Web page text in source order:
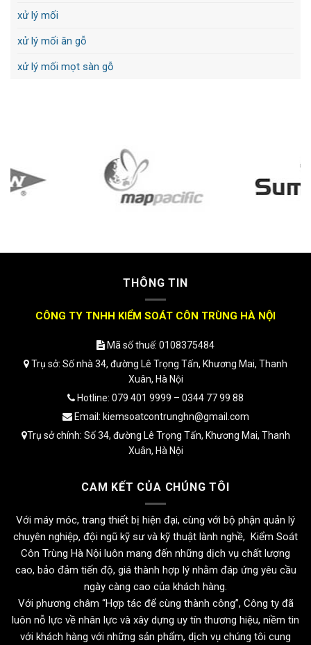
xử lý mối
xử lý mối ăn gỗ
xử lý mối mọt sàn gỗ
THÔNG TIN
CÔNG TY TNHH KIỂM SOÁT CÔN TRÙNG HÀ NỘI
Mã số thuế: 0108375484
Trụ sở: Số nhà 34, đường Lê Trọng Tấn, Khương Mai, Thanh
Xuân, Hà Nội
Hotline: 079 401 9999 – 0344 77 99 88
Email: kiemsoatcontrunghn@gmail.com
Trụ sở chính: Số 34, đường Lê Trọng Tấn, Khương Mai, Thanh
Xuân, Hà Nội
CAM KẾT CỦA CHÚNG TÔI
Với máy móc, trang thiết bị hiện đại, cùng với bộ phận quản lý
chuyên nghiệp, đội ngũ kỹ sư và kỹ thuật lành nghề, Kiểm Soát
Côn Trùng Hà Nội luôn mang đến những dịch vụ chất lượng
cao, bảo đảm tiến độ, giá thành hợp lý nhằm đáp ứng yêu cầu
ngày càng cao của khách hàng.
Với phương châm “Hợp tác để cùng thành công”, Công ty đã
luôn nỗ lực về nhân lực và xây dựng uy tín thương hiệu, niềm tin
với khách hàng với những sản phẩm, dịch vụ chúng tôi cung